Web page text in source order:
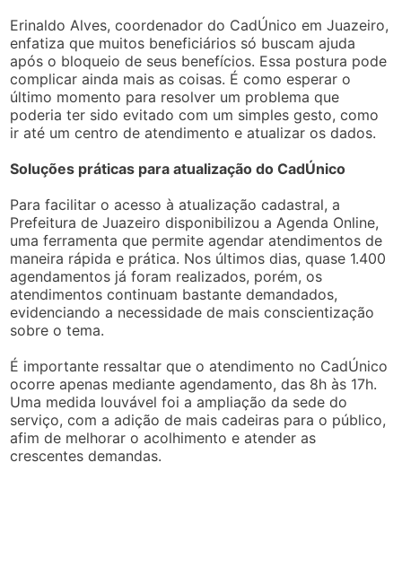
Erinaldo Alves, coordenador do CadÚnico em Juazeiro,
enfatiza que muitos beneficiários só buscam ajuda
após o bloqueio de seus benefícios. Essa postura pode
complicar ainda mais as coisas. É como esperar o
último momento para resolver um problema que
poderia ter sido evitado com um simples gesto, como
ir até um centro de atendimento e atualizar os dados.
Soluções práticas para atualização do CadÚnico
Para facilitar o acesso à atualização cadastral, a
Prefeitura de Juazeiro disponibilizou a Agenda Online,
uma ferramenta que permite agendar atendimentos de
maneira rápida e prática. Nos últimos dias, quase 1.400
agendamentos já foram realizados, porém, os
atendimentos continuam bastante demandados,
evidenciando a necessidade de mais conscientização
sobre o tema.
É importante ressaltar que o atendimento no CadÚnico
ocorre apenas mediante agendamento, das 8h às 17h.
Uma medida louvável foi a ampliação da sede do
serviço, com a adição de mais cadeiras para o público,
afim de melhorar o acolhimento e atender as
crescentes demandas.